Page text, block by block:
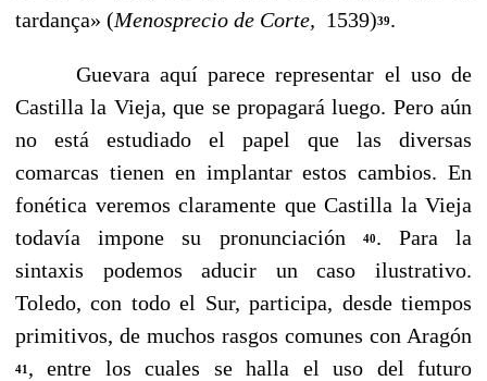
tardança» (Me­nosprecio de Corte, 1539)39.
Guevara aquí parece representar el uso de
Castilla la Vieja, que se propagará luego. Pero aún
no está estudiado el papel que las diversas
comarcas tienen en implantar estos cambios. En
fonética veremos claramente que Castilla la Vieja
todavía impone su pronunciación
40. Para la
sintaxis podemos aducir un caso ilustrativo.
Toledo, con todo el Sur, participa, desde tiempos
primitivos, de muchos rasgos co­munes con Aragón
41 , entre los cuales se halla el uso del futuro